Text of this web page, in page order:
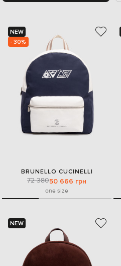
NEW
- 30%
BRUNELLO CUCINELLI
72 38050 666 грн
one size
NEW